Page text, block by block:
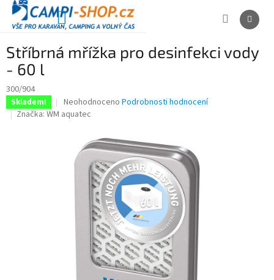
Přejít
obsah
NÁKUPNÍ
Stříbrná mřížka pro desinfekci vody
- 60 l
300/904
Skladem!
Průměrné
hodnocení
hvězdiček.
Neohodnoceno Podrobnosti hodnocení
Značka: WM aquatec